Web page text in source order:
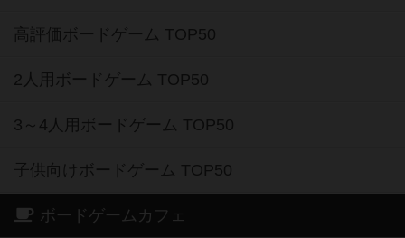
高評価ボードゲーム TOP50
2人用ボードゲーム TOP50
3～4人用ボードゲーム TOP50
子供向けボードゲーム TOP50
ボードゲームカフェ